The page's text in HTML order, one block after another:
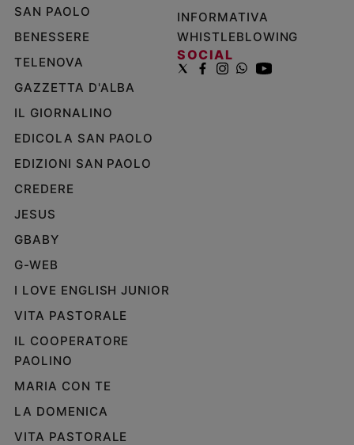
SAN PAOLO
BENESSERE
TELENOVA
GAZZETTA D'ALBA
IL GIORNALINO
EDICOLA SAN PAOLO
EDIZIONI SAN PAOLO
CREDERE
JESUS
GBABY
G-WEB
I LOVE ENGLISH JUNIOR
VITA PASTORALE
IL COOPERATORE
PAOLINO
MARIA CON TE
LA DOMENICA
VITA PASTORALE
INFORMATIVA
WHISTLEBLOWING
SOCIAL